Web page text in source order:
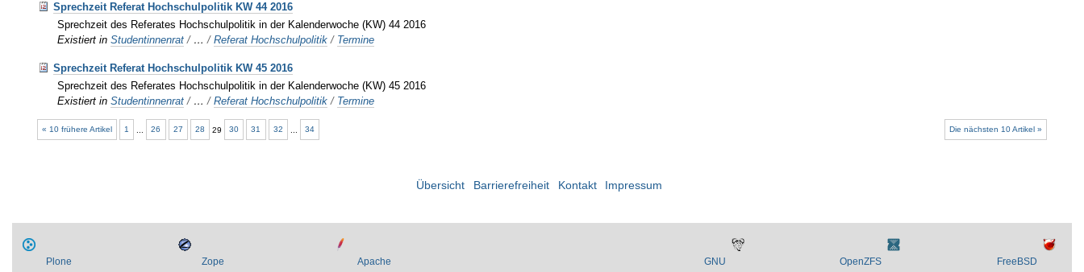
Sprechzeit Referat Hochschulpolitik KW 44 2016
Sprechzeit des Referates Hochschulpolitik in der Kalenderwoche (KW) 44 2016
Existiert in Studentinnenrat / …/Referat Hochschulpolitik / Termine
Sprechzeit Referat Hochschulpolitik KW 45 2016
Sprechzeit des Referates Hochschulpolitik in der Kalenderwoche (KW) 45 2016
Existiert in Studentinnenrat / …/Referat Hochschulpolitik / Termine
« 10 frühere Artikel Die nächsten 10 Artikel »
1 26 27 28 29 30 31 32 34
Übersicht Barrierefreiheit Kontakt Impressum
Plone Zope Apache GNU OpenZFS FreeBSD